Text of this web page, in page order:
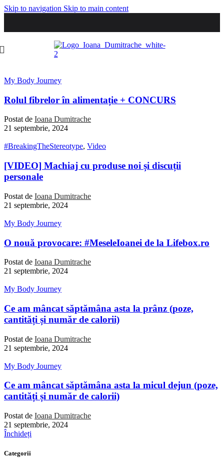
Skip to navigation Skip to main content
My Body Journey
Rolul fibrelor în alimentație + CONCURS
Postat de Ioana Dumitrache
21 septembrie, 2024
#BreakingTheStereotype, Video
[VIDEO] Machiaj cu produse noi și discuții
personale
Postat de Ioana Dumitrache
21 septembrie, 2024
My Body Journey
O nouă provocare: #MeseleIoanei de la Lifebox.ro
Postat de Ioana Dumitrache
21 septembrie, 2024
My Body Journey
Ce am mâncat săptămâna asta la prânz (poze,
cantități și număr de calorii)
Postat de Ioana Dumitrache
21 septembrie, 2024
My Body Journey
Ce am mâncat săptămâna asta la micul dejun (poze,
cantități și număr de calorii)
Postat de Ioana Dumitrache
21 septembrie, 2024
Închideți
Categorii